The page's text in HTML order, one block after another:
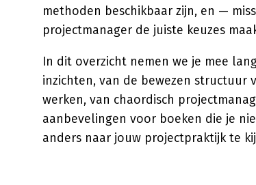
methoden beschikbaar zijn, en —
projectmanager de juiste keuzes
In dit overzicht nemen we je mee
inzichten, van de bewezen structuur
werken, van chaordisch
aanbevelingen voor boeken die je
anders naar jouw projectpraktijk te